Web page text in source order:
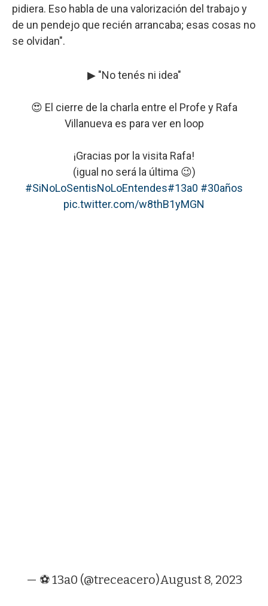
pidiera. Eso habla de una valorización del trabajo y
de un pendejo que recién arrancaba; esas cosas no
se olvidan".
▶ "No tenés ni idea"
😍 El cierre de la charla entre el Profe y Rafa
Villanueva es para ver en loop
¡Gracias por la visita Rafa!
(igual no será la última 😉)
#SiNoLoSentisNoLoEntendes#13a0 #30años
pic.twitter.com/w8thB1yMGN
— ⚽️ 13a0 (@treceacero)August 8, 2023